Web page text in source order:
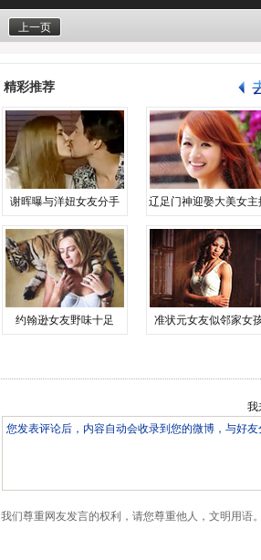
上一页
精彩推荐
谢晖曝与洋妞女友分手 辽足门神迎娶大美女主
约翰逊女友野味十足 准状元女友似邻家女
我
我们尊重网友发言的权利，请您尊重他人，文明用语。